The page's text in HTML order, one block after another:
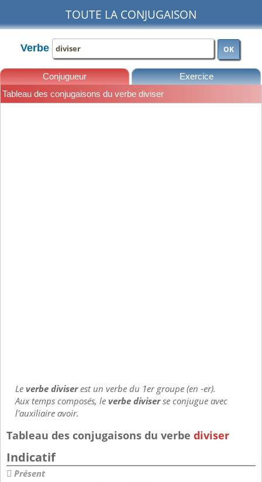
TOUTE LA CONJUGAISON
Verbe OK
Conjugueur Exercice
Tableau des conjugaisons du verbe diviser
Leverbe diviserest un verbe du 1er groupe (en -er).
Aux temps composés, leverbe diviserse conjugue avec
l'auxiliaire avoir.
Tableau des conjugaisons du verbe diviser
Indicatif
Présent